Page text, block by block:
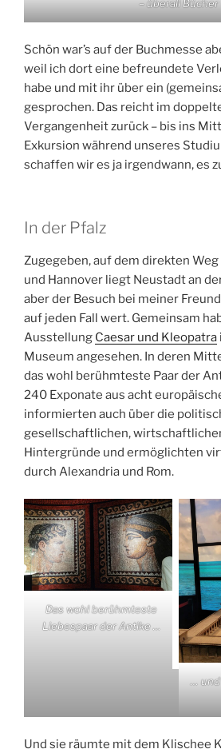
– überall Bücher
Schön war’s auf der Buchmesse
weil ich dort eine befreundete
habe und mit ihr über ein
gesprochen. Das reicht im
Vergangenheit zurück – bis ins
Exkursion während unseres
schaffen wir es ja irgendwann, es
In der Pfalz
Zugegeben, auf dem direkten
und Hannover liegt Neustadt an
aber der Besuch bei meiner
auf jeden Fall wert. Gemeinsam
Ausstellung Caesar und Kleopatra
Museum angesehen. In deren
das wohl berühmteste Paar der
240 Exponate aus acht
informierten auch über die
gesellschaftlichen,
Hintergründe und ermöglichten
durch Alexandria und Rom.
Das wohl berühmteste
Liebespaar der Antike …
…
Und sie räumte mit dem Klischee